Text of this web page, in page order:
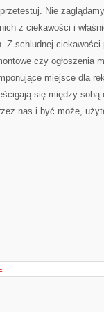
Nie
z ciekawości i
Z schludnej ciekawości
czy ogłoszenia
miejsce dla
się między
nas i być może,